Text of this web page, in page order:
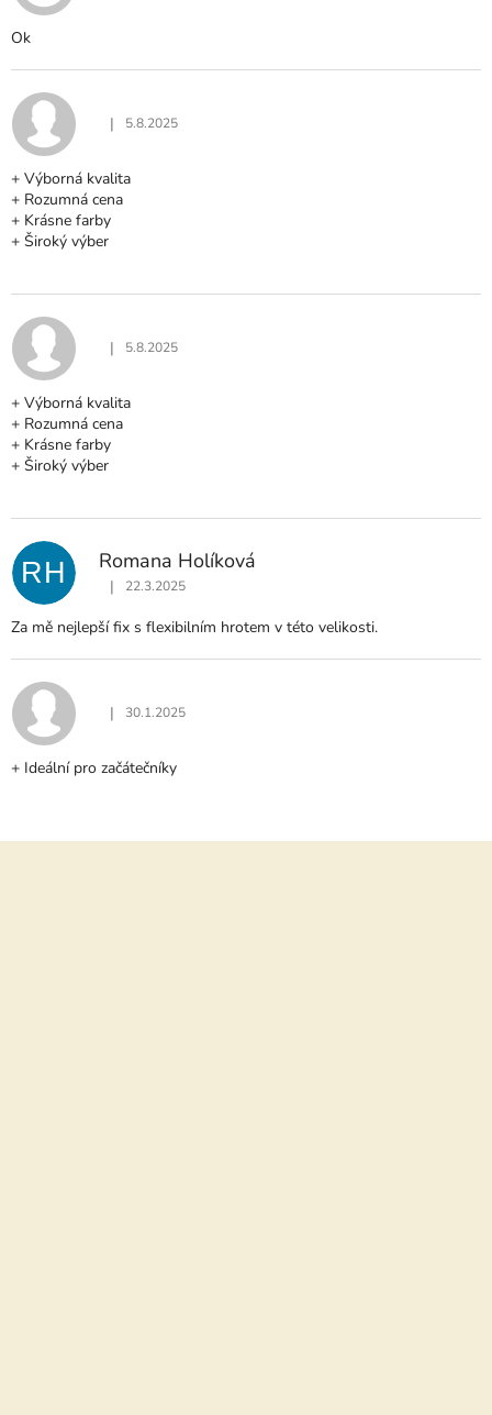
Ok
Hodnocení produktu je 5 z 5 hvězdiček.
| 5.8.2025
+ Výborná kvalita
+ Rozumná cena
+ Krásne farby
+ Široký výber
Hodnocení produktu je 5 z 5 hvězdiček.
| 5.8.2025
+ Výborná kvalita
+ Rozumná cena
+ Krásne farby
+ Široký výber
RH Romana Holíková
Hodnocení produktu je 5 z 5 hvězdiček.
| 22.3.2025
Za mě nejlepší fix s flexibilním hrotem v této velikosti.
Hodnocení produktu je 5 z 5 hvězdiček.
| 30.1.2025
+ Ideální pro začátečníky